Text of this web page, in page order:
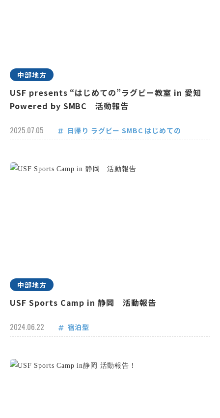
中部地方
USF presents “はじめての”ラグビー教室 in 愛知
Powered by SMBC 活動報告
2025.07.05 日帰り ラグビー SMBC はじめての
中部地方
USF Sports Camp in 静岡 活動報告
2024.06.22 宿泊型